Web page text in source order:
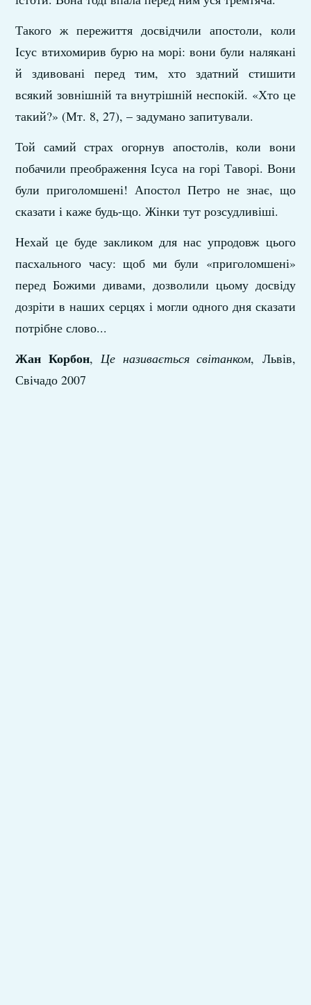
Такого ж пережиття досвідчили апостоли, коли
Ісус втихомирив бурю на морі: вони були налякані
й здивовані перед тим, хто здатний стишити
всякий зовнішній та внутрішній неспокій. «Хто це
такий?» (Мт. 8, 27), – задумано запитували.
Той самий страх огорнув апостолів, коли вони
побачили преображення Ісуса на горі Таворі. Вони
були приголомшені! Апостол Петро не знає, що
сказати і каже будь-що. Жінки тут розсудливіші.
Нехай це буде закликом для нас упродовж цього
пасхального часу: щоб ми були «приголомшені»
перед Божими дивами, дозволили цьому досвіду
дозріти в наших серцях і могли одного дня сказати
потрібне слово...
Жан Корбон,Це називається світанком, Львів,
Свічадо 2007